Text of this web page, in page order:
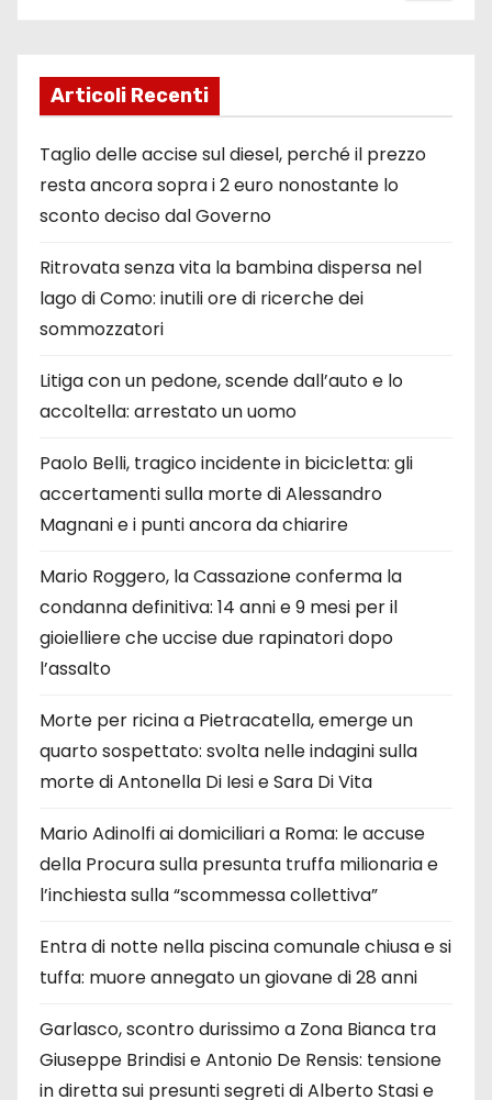
Articoli Recenti
Taglio delle accise sul diesel, perché il prezzo
resta ancora sopra i 2 euro nonostante lo
sconto deciso dal Governo
Ritrovata senza vita la bambina dispersa nel
lago di Como: inutili ore di ricerche dei
sommozzatori
Litiga con un pedone, scende dall’auto e lo
accoltella: arrestato un uomo
Paolo Belli, tragico incidente in bicicletta: gli
accertamenti sulla morte di Alessandro
Magnani e i punti ancora da chiarire
Mario Roggero, la Cassazione conferma la
condanna definitiva: 14 anni e 9 mesi per il
gioielliere che uccise due rapinatori dopo
l’assalto
Morte per ricina a Pietracatella, emerge un
quarto sospettato: svolta nelle indagini sulla
morte di Antonella Di Iesi e Sara Di Vita
Mario Adinolfi ai domiciliari a Roma: le accuse
della Procura sulla presunta truffa milionaria e
l’inchiesta sulla “scommessa collettiva”
Entra di notte nella piscina comunale chiusa e si
tuffa: muore annegato un giovane di 28 anni
Garlasco, scontro durissimo a Zona Bianca tra
Giuseppe Brindisi e Antonio De Rensis: tensione
in diretta sui presunti segreti di Alberto Stasi e